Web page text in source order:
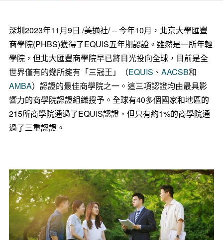
深圳2023年11月9日 /美通社/ -- 今年10月，北京大學匯豐
商學院(PHBS)獲得了EQUIS五年期認證。雖然是一所年輕
學院，但北大匯豐商學院早已將目光投向全球，目前是全
世界僅有的幾所擁有「三冠王」（EQUIS 、 AACSB和
AMBA）認證的最佳商學院之一。這三項認證均由最具影
響力的商學院認證組織授予。全球有40多個國家和地區的
215所商學院通過了EQUIS認證，但只有約1%的商學院通
過了三重認證。